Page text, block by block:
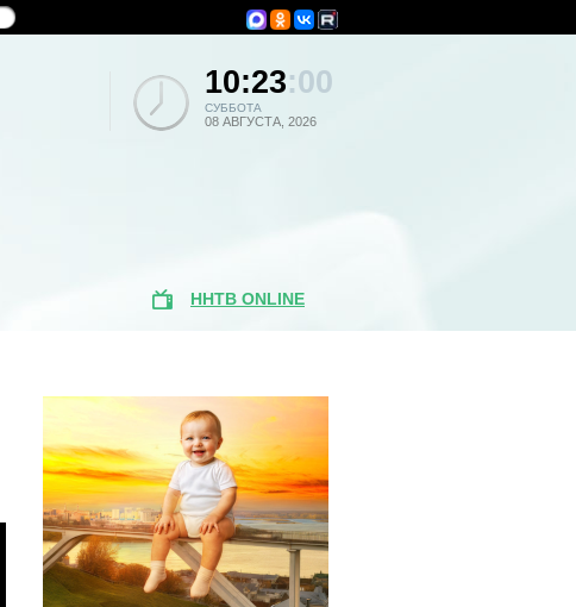
10:23:00
СУББОТА
08 АВГУСТА, 2026
ННТВ ONLINE